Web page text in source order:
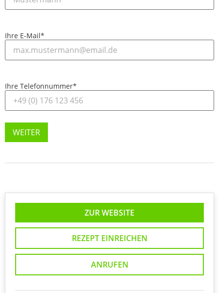
Ihre E-Mail*
Ihre Telefonnummer*
WEITER
ZUR WEBSITE
REZEPT EINREICHEN
ANRUFEN